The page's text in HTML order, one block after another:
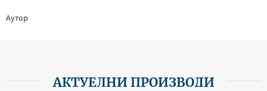
Аутор
АКТУЕЛНИ ПРОИЗВОДИ